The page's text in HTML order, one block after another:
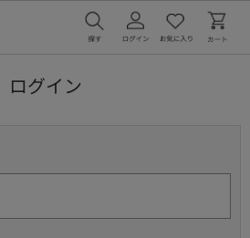
ログイン